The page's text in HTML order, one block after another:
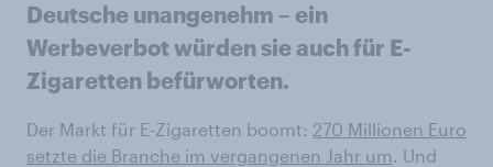
Deutsche unangenehm – ein
Werbeverbot würden sie auch für E-
Zigaretten befürworten.
Der Markt für E-Zigaretten boomt: 270 Millionen Euro
setzte die Branche im vergangenen Jahr um. Und